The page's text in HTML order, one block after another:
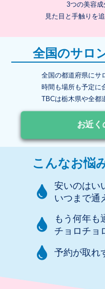
3つの美容
見た目と手触りを
全国のサロ
全国の都道府県にサ
時間も場所も予定に
TBCは栃木県や全都
お近く
こんなお悩
安いのはい
いつまで通
もう何年も
チョロチョ
予約が取れ